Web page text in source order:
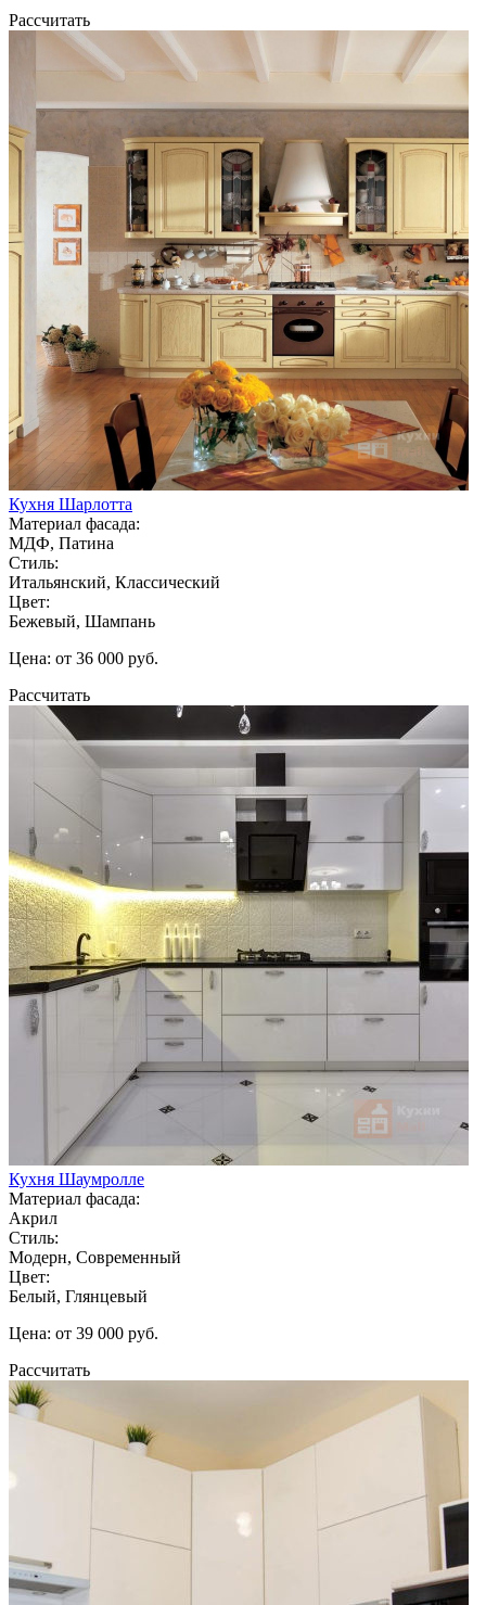
Рассчитать
Кухня Шарлотта
Материал фасада:
МДФ, Патина
Стиль:
Итальянский, Классический
Цвет:
Бежевый, Шампань
Цена: от 36 000 руб.
Рассчитать
Кухня Шаумролле
Материал фасада:
Акрил
Стиль:
Модерн, Современный
Цвет:
Белый, Глянцевый
Цена: от 39 000 руб.
Рассчитать